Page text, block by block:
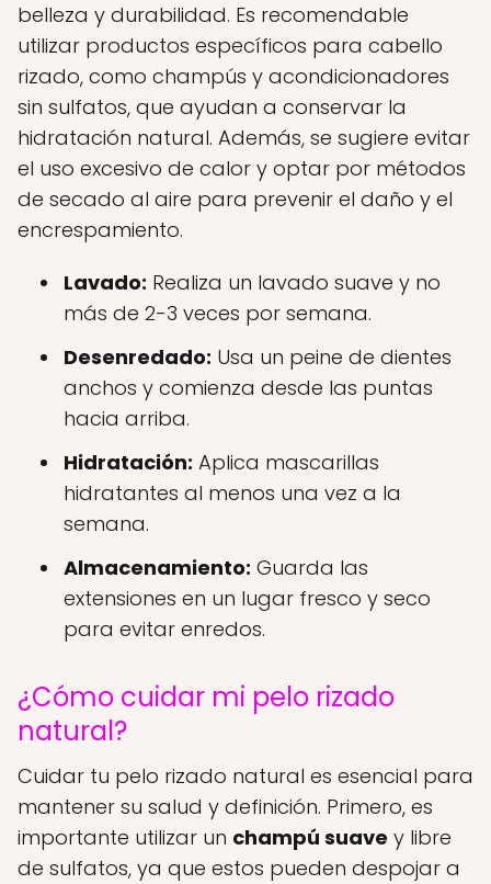
belleza y durabilidad. Es recomendable
utilizar productos específicos para cabello
rizado, como champús y acondicionadores
sin sulfatos, que ayudan a conservar la
hidratación natural. Además, se sugiere evitar
el uso excesivo de calor y optar por métodos
de secado al aire para prevenir el daño y el
encrespamiento.
Lavado: Realiza un lavado suave y no
más de 2-3 veces por semana.
Desenredado: Usa un peine de dientes
anchos y comienza desde las puntas
hacia arriba.
Hidratación: Aplica mascarillas
hidratantes al menos una vez a la
semana.
Almacenamiento: Guarda las
extensiones en un lugar fresco y seco
para evitar enredos.
¿Cómo cuidar mi pelo rizado
natural?
Cuidar tu pelo rizado natural es esencial para
mantener su salud y definición. Primero, es
importante utilizar un champú suave y libre
de sulfatos, ya que estos pueden despojar a